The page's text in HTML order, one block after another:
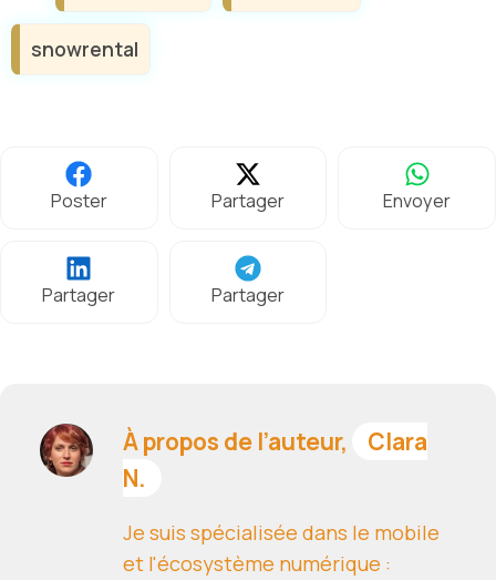
snowrental
Poster Partager Envoyer
Partager Partager
À propos de l’auteur,
Clara
N.
Je suis spécialisée dans le mobile
et l'écosystème numérique :